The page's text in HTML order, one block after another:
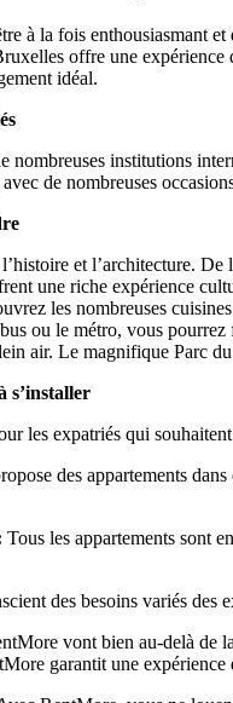
à la fois
offre une
idéal.
institutions
de nombreuses
et l’architecture.
une riche expérience
les nombreuses
ou le métro, vous
air. Le magnifique Parc
s’installer
les expatriés qui
des appartements
Tous les appartements sont
des besoins variés des
vont bien au‑delà de
garantit une expérience